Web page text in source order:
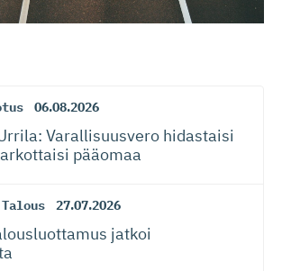
06.08.2026
Varallisuusvero hidastaisi
pääomaa
Talous 27.07.2026
jatkoi